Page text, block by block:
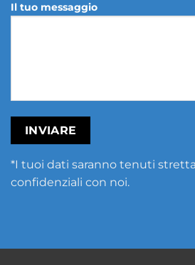
Il tuo messaggio
*I tuoi dati saranno tenuti
confidenziali con noi.